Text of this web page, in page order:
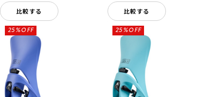
比較する 比較する
25%OFF 25%OFF